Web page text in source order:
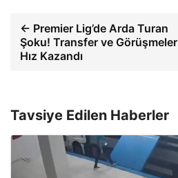
← Premier Lig’de Arda Turan
Şoku! Transfer ve Görüşmeler
Hız Kazandı
Tavsiye Edilen Haberler